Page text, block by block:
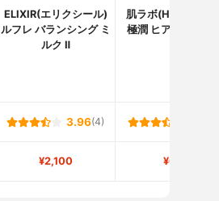
ELIXIR(エリクシール)
ルフレ バランシング ミ
ルク Ⅱ
肌ラボ(HADALABO)
極潤 ヒアルロン乳液
3.96(4)
¥2,100 ¥610